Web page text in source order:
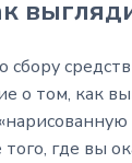
сбору
о том, как
где вы